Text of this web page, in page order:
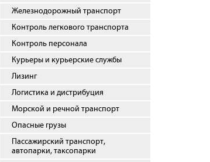
Железнодорожный транспорт
Контроль легкового транспорта
Контроль персонала
Курьеры и курьерские службы
Лизинг
Логистика и дистрибуция
Морской и речной транспорт
Опасные грузы
Пассажирский транспорт,
автопарки, таксопарки